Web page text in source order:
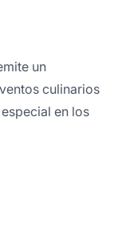
un
culinarios
en los